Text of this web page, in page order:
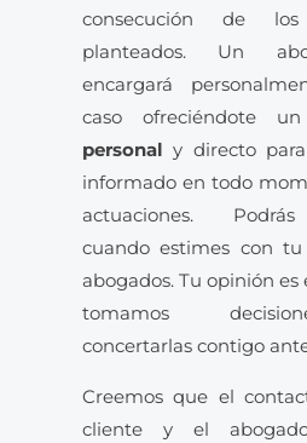
consecución de los
planteados. Un
encargará
caso ofreciéndote
personal y directo
informado en todo
actuaciones.
cuando estimes con
abogados. Tu opinión es
tomamos
concertarlas contigo
Creemos que el
cliente y el